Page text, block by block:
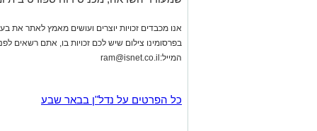
אנו מכבדים זכויות יוצרים ועושים מאמץ לאתר את
בפרסומינו צילום שיש לכם זכויות בו, אתם רשאים
המייל:ram@isnet.co.il
כל הפרטים על נדל"ן בבאר שבע